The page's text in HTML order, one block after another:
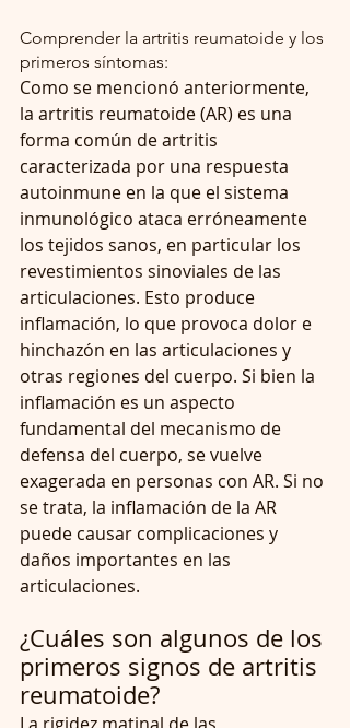
Comprender la artritis reumatoide y los
primeros síntomas:
Como se mencionó anteriormente,
la artritis reumatoide (AR) es una
forma común de artritis
caracterizada por una respuesta
autoinmune en la que el sistema
inmunológico ataca erróneamente
los tejidos sanos, en particular los
revestimientos sinoviales de las
articulaciones. Esto produce
inflamación, lo que provoca dolor e
hinchazón en las articulaciones y
otras regiones del cuerpo. Si bien la
inflamación es un aspecto
fundamental del mecanismo de
defensa del cuerpo, se vuelve
exagerada en personas con AR. Si no
se trata, la inflamación de la AR
puede causar complicaciones y
daños importantes en las
articulaciones.
¿Cuáles son algunos de los
primeros signos de artritis
reumatoide?